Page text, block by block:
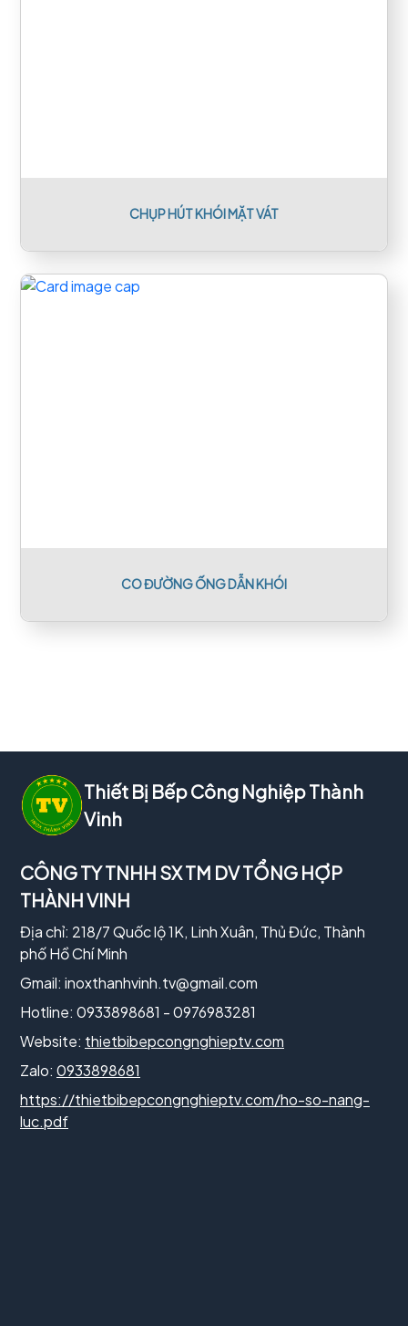
CHỤP HÚT KHÓI MẶT VÁT
CO ĐƯỜNG ỐNG DẪN KHÓI
Thiết Bị Bếp Công Nghiệp Thành
Vinh
CÔNG TY TNHH SX TM DV TỔNG HỢP
THÀNH VINH
Địa chỉ: 218/7 Quốc lộ 1K, Linh Xuân, Thủ Đức, Thành
phố Hồ Chí Minh
Gmail: inoxthanhvinh.tv@gmail.com
Hotline: 0933898681 - 0976983281
Website: thietbibepcongnghieptv.com
Zalo: 0933898681
https://thietbibepcongnghieptv.com/ho-so-nang-
luc.pdf